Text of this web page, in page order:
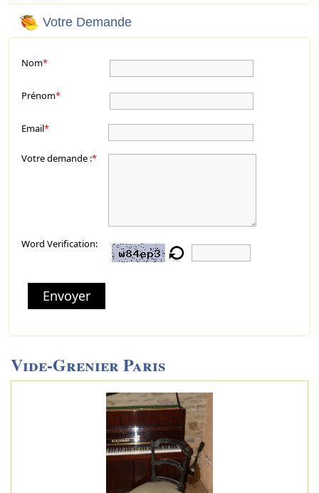
Votre Demande
Nom*
Prénom*
Email*
Votre demande :*
Word Verification:
Envoyer
Vide-Grenier Paris